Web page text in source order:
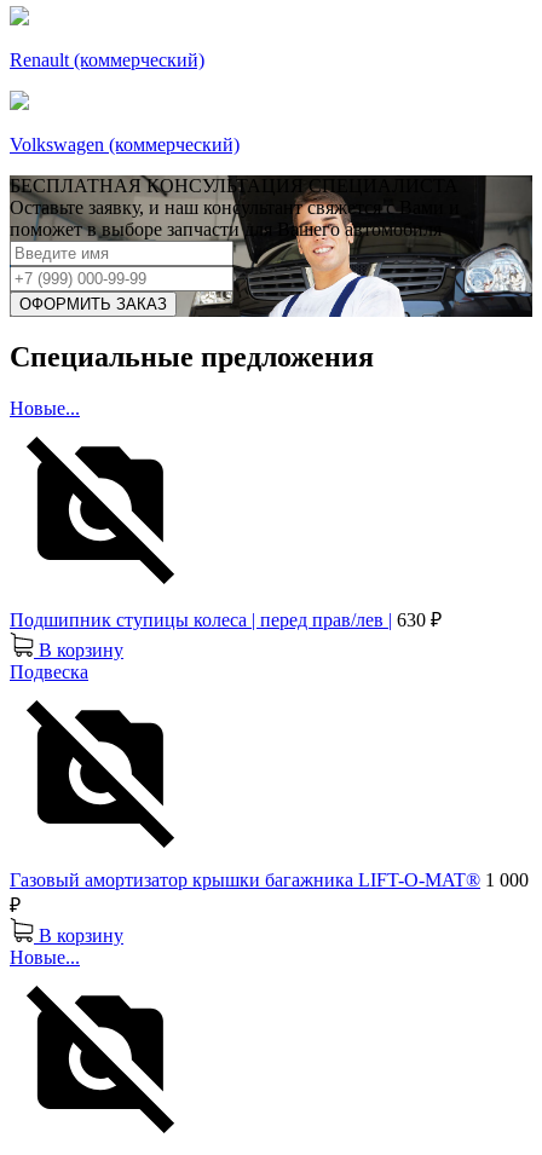
Renault (коммерческий)
Volkswagen (коммерческий)
БЕСПЛАТНАЯ КОНСУЛЬТАЦИЯ СПЕЦИАЛИСТА
Оставьте заявку, и наш консультант свяжется с Вами и
поможет в выборе запчасти для Вашего автомобиля
Специальные предложения
Новые...
Подшипник ступицы колеса | перед прав/лев | 630 ₽
В корзину
Подвеска
Газовый амортизатор крышки багажника LIFT-O-MAT® 1 000
₽
В корзину
Новые...